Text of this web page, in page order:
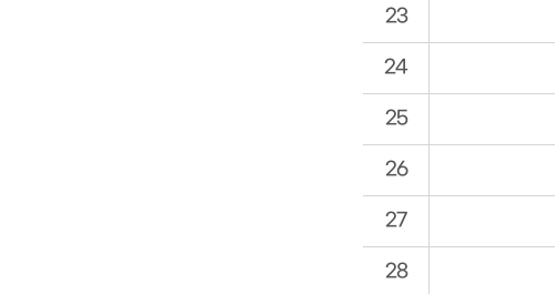
23
24
25
26
27
28